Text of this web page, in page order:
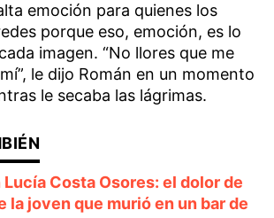
emoción para quienes los
porque eso, emoción, es lo
imagen. “No llores que me
le dijo Román en un momento
le secaba las lágrimas.
Lucía Costa Osores: el dolor de
la joven que murió en un bar de